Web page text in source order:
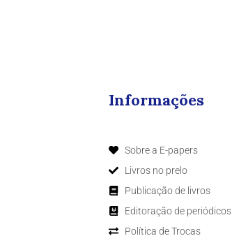
Informações
Sobre a E-papers
Livros no prelo
Publicação de livros
Editoração de periódicos
Política de Trocas